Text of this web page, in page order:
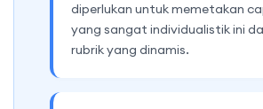
diperlukan untuk memetakan
yang sangat individualistik ini
rubrik yang dinamis.